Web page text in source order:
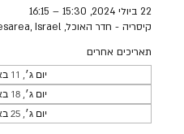
22 ביולי 2024, 15:30 – 16:15
קיסריה - חדר האוכל, HaEshel St 45, Caesarea, Israel
תאריכים אחרים
יום ג׳, 11 באוג׳, 15:30
יום ג׳, 18 באוג׳, 15:30
יום ג׳, 25 באוג׳, 15:30